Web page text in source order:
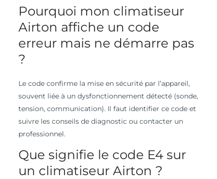
Pourquoi mon climatiseur
Airton affiche un code
erreur mais ne démarre pas
?
Le code confirme la mise en sécurité par l’appareil,
souvent liée à un dysfonctionnement détecté (sonde,
tension, communication). Il faut identifier ce code et
suivre les conseils de diagnostic ou contacter un
professionnel.
Que signifie le code E4 sur
un climatiseur Airton ?